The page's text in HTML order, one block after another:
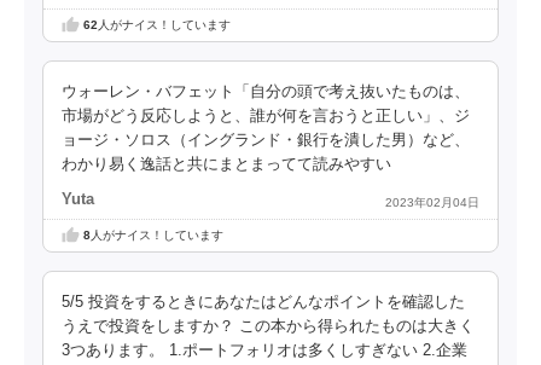
62 人がナイス！しています
ウォーレン・バフェット「自分の頭で考え抜いたものは、
市場がどう反応しようと、誰が何を言おうと正しい」、ジ
ョージ・ソロス（イングランド・銀行を潰した男）など、
わかり易く逸話と共にまとまってて読みやすい
Yuta 2023年02月04日
8人がナイス！しています
5/5 投資をするときにあなたはどんなポイントを確認した
うえで投資をしますか？ この本から得られたものは大きく
3つあります。 1.ポートフォリオは多くしすぎない 2.企業